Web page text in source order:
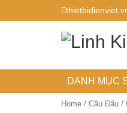
DANH MỤC
Home / Cầu Đấu /